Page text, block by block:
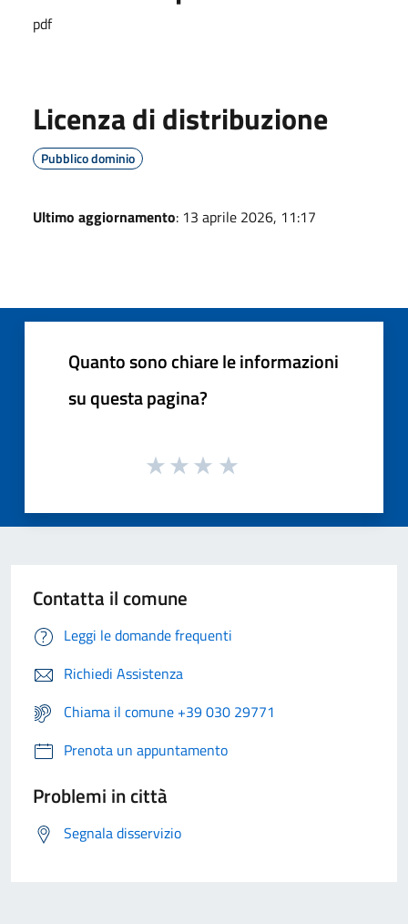
pdf
Licenza di distribuzione
Pubblico dominio
Ultimo aggiornamento: 13 aprile 2026, 11:17
Quanto sono chiare le informazioni
su questa pagina?
Contatta il comune
Leggi le domande frequenti
Richiedi Assistenza
Chiama il comune +39 030 29771
Prenota un appuntamento
Problemi in città
Segnala disservizio